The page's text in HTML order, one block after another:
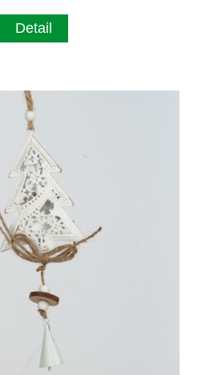
Detail